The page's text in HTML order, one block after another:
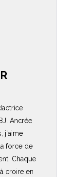
Ancrée
j'aime
force de
Chaque
croire en